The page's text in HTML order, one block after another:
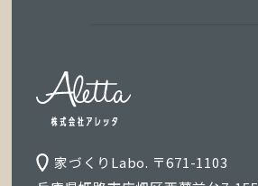
家づくりLabo. 〒671-1103